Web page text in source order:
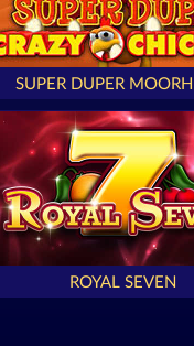
SUPER DUPER
ROYAL SEVEN